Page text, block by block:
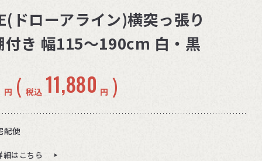
ドローアライン)横突っ張り
付き 幅115〜190cm 白・黒
円 ( 税込 11,880 円 )
配便
細はこちら